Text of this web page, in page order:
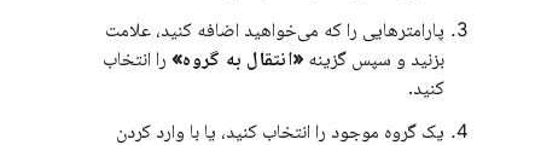
پارامترهایی را که می‌خواهید اضافه کنید، علامت
بزنید و سپس گزینه «انتقال به گروه» را انتخاب
کنید.
یک گروه موجود را انتخاب کنید، یا با وارد کردن